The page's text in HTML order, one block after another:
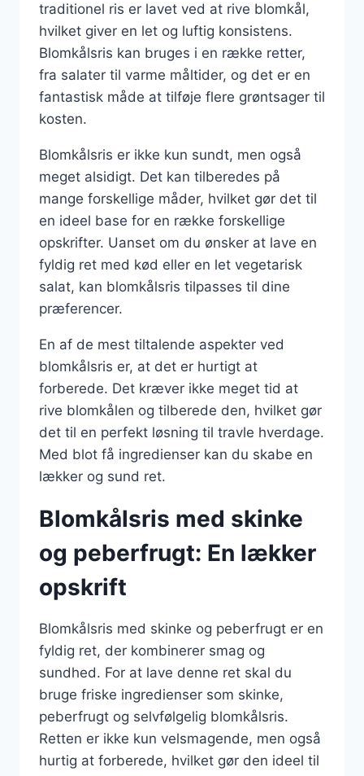
traditionel ris er lavet ved at rive blomkål,
hvilket giver en let og luftig konsistens.
Blomkålsris kan bruges i en række retter,
fra salater til varme måltider, og det er en
fantastisk måde at tilføje flere grøntsager til
kosten.
Blomkålsris er ikke kun sundt, men også
meget alsidigt. Det kan tilberedes på
mange forskellige måder, hvilket gør det til
en ideel base for en række forskellige
opskrifter. Uanset om du ønsker at lave en
fyldig ret med kød eller en let vegetarisk
salat, kan blomkålsris tilpasses til dine
præferencer.
En af de mest tiltalende aspekter ved
blomkålsris er, at det er hurtigt at
forberede. Det kræver ikke meget tid at
rive blomkålen og tilberede den, hvilket gør
det til en perfekt løsning til travle hverdage.
Med blot få ingredienser kan du skabe en
lækker og sund ret.
Blomkålsris med skinke
og peberfrugt: En lækker
opskrift
Blomkålsris med skinke og peberfrugt er en
fyldig ret, der kombinerer smag og
sundhed. For at lave denne ret skal du
bruge friske ingredienser som skinke,
peberfrugt og selvfølgelig blomkålsris.
Retten er ikke kun velsmagende, men også
hurtig at forberede, hvilket gør den ideel til